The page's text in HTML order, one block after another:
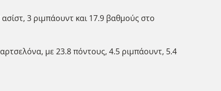
3 ριμπάουντ και 17.9 βαθμούς στο
με 23.8 πόντους, 4.5 ριμπάουντ, 5.4